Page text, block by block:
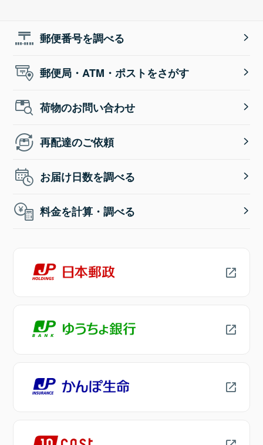
郵便番号を調べる
郵便局・ATM・ポストをさがす
荷物のお問い合わせ
再配達のご依頼
お届け日数を調べる
料金を計算・調べる